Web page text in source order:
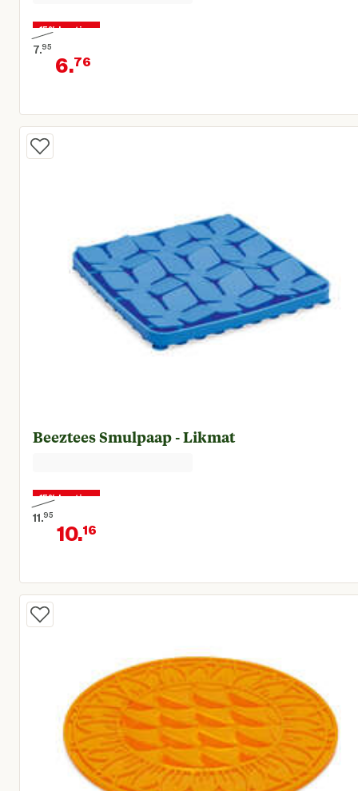
15% korting
7.95
Oorspronkelijke prijs € 7,95
6.76
Huidige prijs € 6,76
Beeztees Smulpaap - Likmat
15% korting
11. 95
Oorspronkelijke prijs € 11,95
10.16
Huidige prijs € 10,16